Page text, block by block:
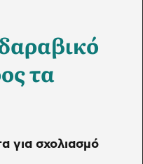
τα
για σχολιασμό